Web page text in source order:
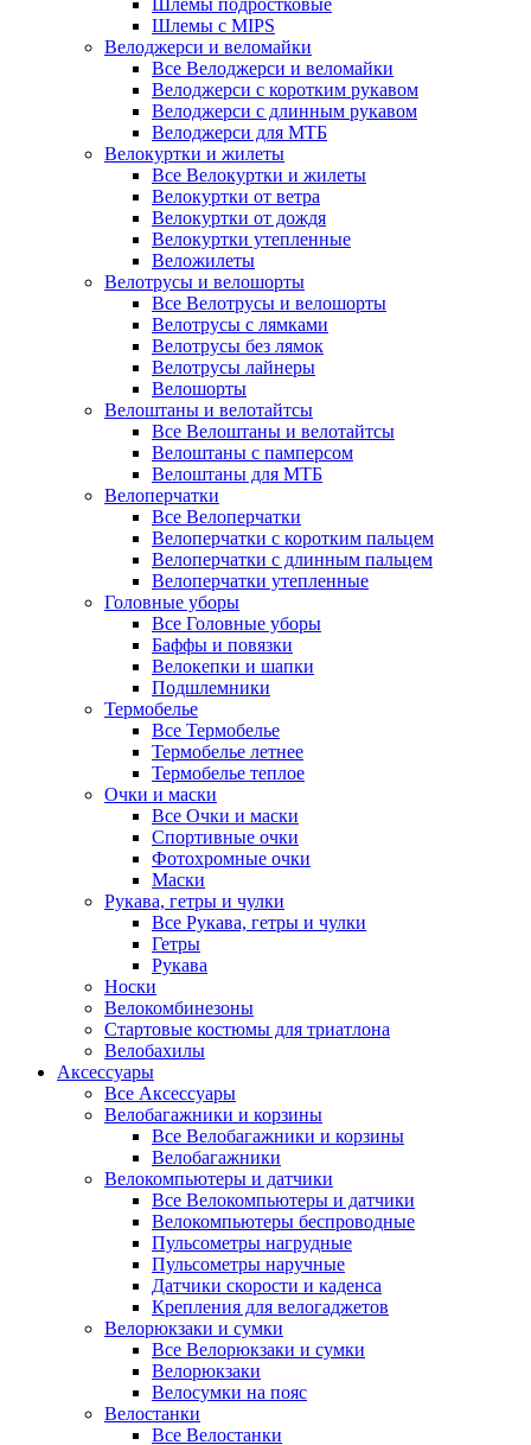
Шлемы подростковые
Шлемы с MIPS
Велоджерси и веломайки
Все Велоджерси и веломайки
Велоджерси с коротким рукавом
Велоджерси с длинным рукавом
Велоджерси для МТБ
Велокуртки и жилеты
Все Велокуртки и жилеты
Велокуртки от ветра
Велокуртки от дождя
Велокуртки утепленные
Веложилеты
Велотрусы и велошорты
Все Велотрусы и велошорты
Велотрусы с лямками
Велотрусы без лямок
Велотрусы лайнеры
Велошорты
Велоштаны и велотайтсы
Все Велоштаны и велотайтсы
Велоштаны с памперсом
Велоштаны для МТБ
Велоперчатки
Все Велоперчатки
Велоперчатки с коротким пальцем
Велоперчатки с длинным пальцем
Велоперчатки утепленные
Головные уборы
Все Головные уборы
Баффы и повязки
Велокепки и шапки
Подшлемники
Термобелье
Все Термобелье
Термобелье летнее
Термобелье теплое
Очки и маски
Все Очки и маски
Спортивные очки
Фотохромные очки
Маски
Рукава, гетры и чулки
Все Рукава, гетры и чулки
Гетры
Рукава
Носки
Велокомбинезоны
Стартовые костюмы для триатлона
Велобахилы
Аксессуары
Все Аксессуары
Велобагажники и корзины
Все Велобагажники и корзины
Велобагажники
Велокомпьютеры и датчики
Все Велокомпьютеры и датчики
Велокомпьютеры беспроводные
Пульсометры нагрудные
Пульсометры наручные
Датчики скорости и каденса
Крепления для велогаджетов
Велорюкзаки и сумки
Все Велорюкзаки и сумки
Велорюкзаки
Велосумки на пояс
Велостанки
Все Велостанки